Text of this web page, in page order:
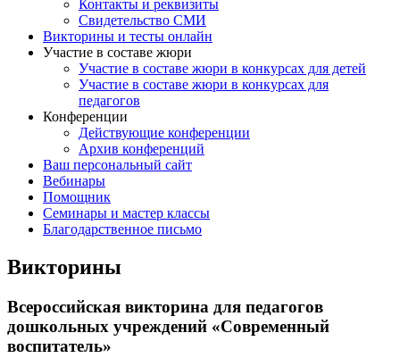
Контакты и реквизиты
Свидетельство СМИ
Викторины и тесты онлайн
Участие в составе жюри
Участие в составе жюри в конкурсах для детей
Участие в составе жюри в конкурсах для
педагогов
Конференции
Действующие конференции
Архив конференций
Ваш персональный сайт
Вебинары
Помощник
Семинары и мастер классы
Благодарственное письмо
Викторины
Всероссийская викторина для педагогов
дошкольных учреждений «Современный
воспитатель»